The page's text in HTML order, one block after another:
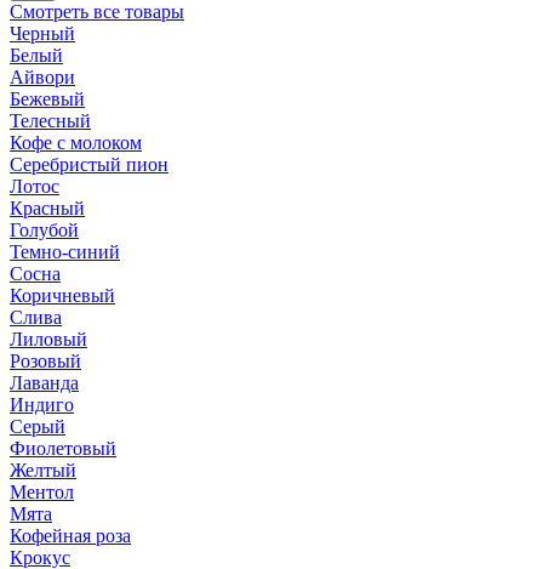
Смотреть все товары
Черный
Белый
Айвори
Бежевый
Телесный
Кофе с молоком
Серебристый пион
Лотос
Красный
Голубой
Темно-синий
Сосна
Коричневый
Слива
Лиловый
Розовый
Лаванда
Индиго
Серый
Фиолетовый
Желтый
Ментол
Мята
Кофейная роза
Крокус